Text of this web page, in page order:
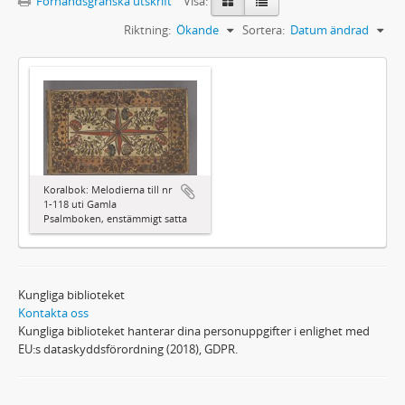
Sortera: Datum ändrad
Riktning: Ökande
Koralbok: Melodierna till nr
1-118 uti Gamla
Psalmboken, enstämmigt satta
Kungliga biblioteket
Kontakta oss
Kungliga biblioteket hanterar dina personuppgifter i enlighet med
EU:s dataskyddsförordning (2018), GDPR.